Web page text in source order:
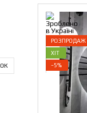
РОЗПРОДАЖ
ХІТ
−5%
ОК